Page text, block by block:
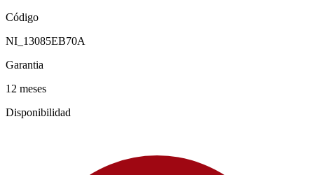
Código
NI_13085EB70A
Garantia
12 meses
Disponibilidad